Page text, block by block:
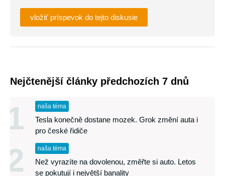
vložiť príspevok do tejto diskusie
Nejčtenější články předchozích 7 dnů
1 naša téma
Tesla konečně dostane mozek. Grok změní auta i
pro české řidiče
2 naša téma
Než vyrazíte na dovolenou, změřte si auto. Letos
se pokutují i největší banality